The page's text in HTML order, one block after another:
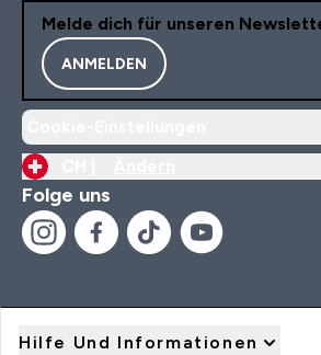
Melde dich für unseren
ANMELDEN
Folge uns
Hilfe Und Informationen